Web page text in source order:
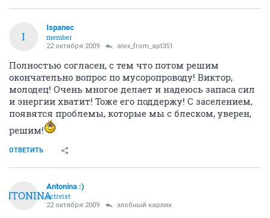
I
Ispanec
member
22 октября 2009 alex_from_apt351
Полностью согласен, с тем что потом решим
окончательно вопрос по мусоропроводу! Виктор,
молодец! Очень многое делает и надеюсь запаса сил
и энергии хватит! Тоже его поддержу! С заселением,
появятся проблемы, которые мы с блеском, уверен,
решим!
ОТВЕТИТЬ
Antonina :)
activist
22 октября 2009 злобный карлик